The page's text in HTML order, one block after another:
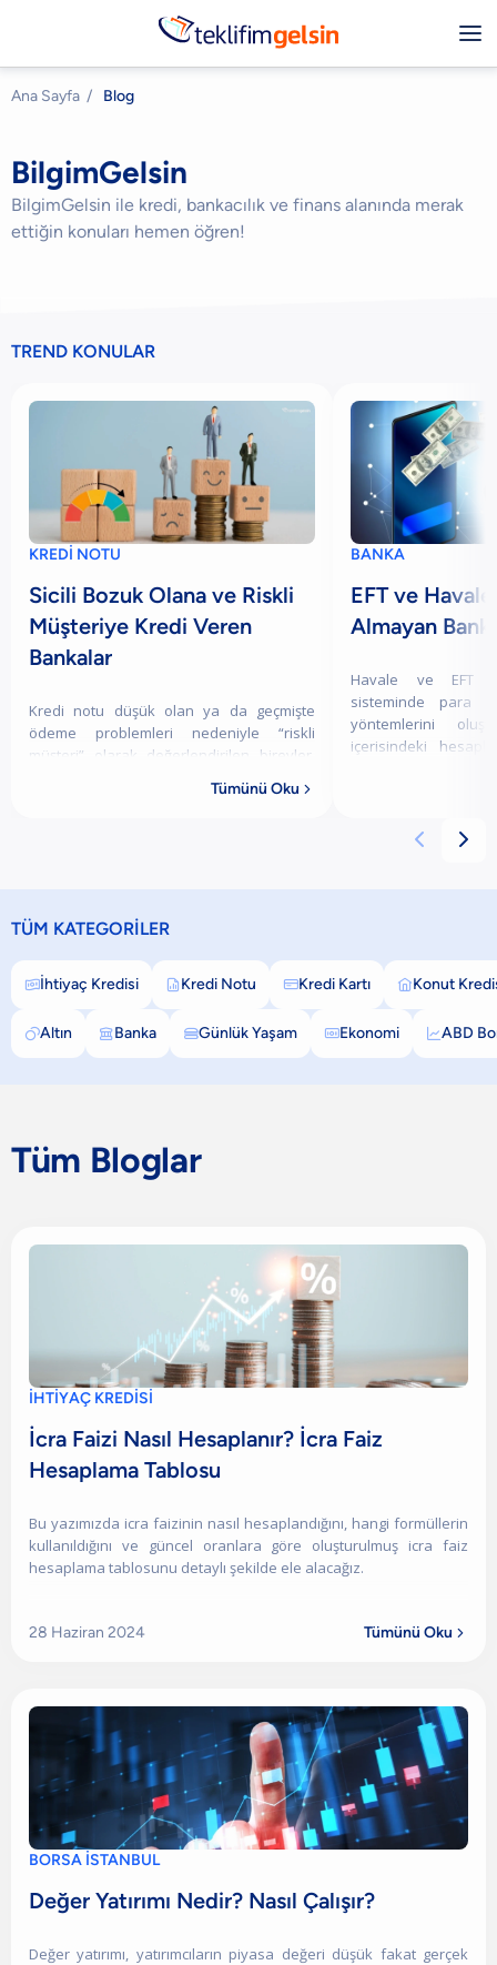
Ana Sayfa / Blog
BilgimGelsin
BilgimGelsin ile kredi, bankacılık ve finans alanında merak
ettiğin konuları hemen öğren!
TREND KONULAR
KREDİ NOTU
Sicili Bozuk Olana ve Riskli
Müşteriye Kredi Veren
Bankalar
Kredi notu düşük olan ya da geçmişte
ödeme problemleri nedeniyle “riskli
müşteri” olarak değerlendirilen bireyler,
erişimde zorlanabilmektedir. Ancak her
Tümünü Oku 
BANKA
EFT ve
Almayan
Havale ve EFT
sisteminde para
yöntemlerini
içerisindeki
 
TÜM KATEGORİLER
İhtiyaç Kredisi  Kredi Notu Kredi Kartı Konut
Altın Banka Günlük Yaşam Ekonomi ABD
Tüm Bloglar
İHTİYAÇ KREDİSİ
İcra Faizi Nasıl Hesaplanır? İcra Faiz
Hesaplama Tablosu
Bu yazımızda icra faizinin nasıl hesaplandığını, hangi formüllerin
kullanıldığını ve güncel oranlara göre oluşturulmuş icra faiz
hesaplama tablosunu detaylı şekilde ele alacağız.
28 Haziran 2024 Tümünü Oku 
BORSA İSTANBUL
Değer Yatırımı Nedir? Nasıl Çalışır?
Değer yatırımı, yatırımcıların piyasa değeri düşük fakat gerçek